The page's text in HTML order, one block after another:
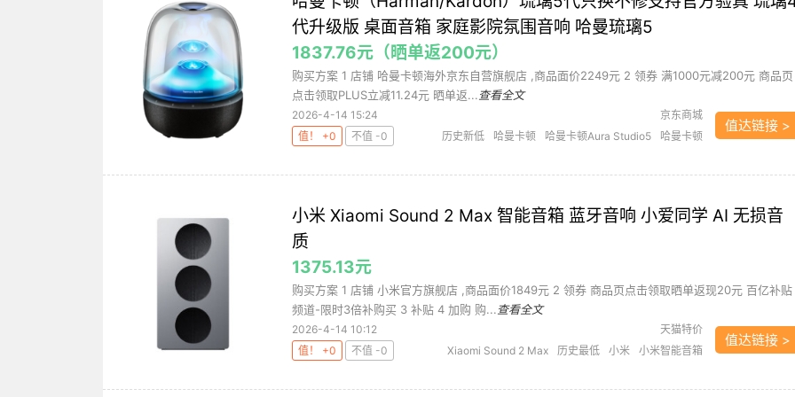
代升级版 桌面音箱 家庭影院氛围音响 哈曼琉璃5
1837.76元（晒单返200元）
购买方案 1 店铺 哈曼卡顿海外京东自营旗舰店 ,商品面价2249元 2 领券 满1000元减200元 商品页
点击领取PLUS立减11.24元 晒单返... 查看全文
2026-4-14 15:24
京东商城
值！ +0
不值 -0 历史新低 哈曼卡顿 哈曼卡顿Aura Studio5
哈曼卡顿
音箱
值达链接 >
小米 Xiaomi Sound 2 Max 智能音箱 蓝牙音响 小爱同学 AI 无损音
质
1375.13元
购买方案 1 店铺 小米官方旗舰店 ,商品面价1849元 2 领券 商品页点击领取晒单返现20元 百亿补贴
频道-限时3倍补购买 3 补贴 4 加购 购... 查看全文
2026-4-14 10:12
天猫特价
值！ +0
不值 -0 Xiaomi Sound 2 Max 历史最低 小米
小米智能音箱
值达链接 >